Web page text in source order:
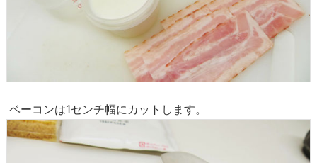
ベーコンは1センチ幅にカットします。